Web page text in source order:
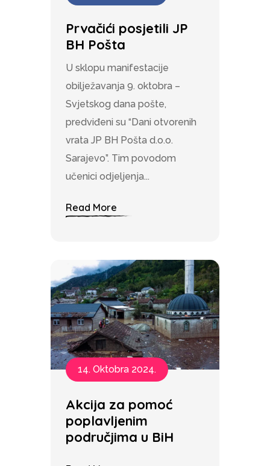
Prvačići posjetili JP
BH Pošta
U sklopu manifestacije
obilježavanja 9. oktobra –
Svjetskog dana pošte,
predviđeni su “Dani otvorenih
vrata JP BH Pošta d.o.o.
Sarajevo”. Tim povodom
učenici odjeljenja...
Read More
14. Oktobra 2024.
Akcija za pomoć
poplavljenim
područjima u BiH